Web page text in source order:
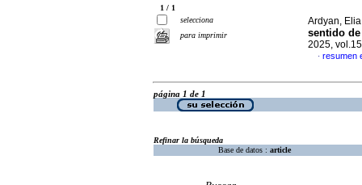
1 / 1
selecciona
para imprimir
Ardyan,
sentido
2025,
· resumen
página 1 de 1
Refinar la búsqueda
Base de datos : article